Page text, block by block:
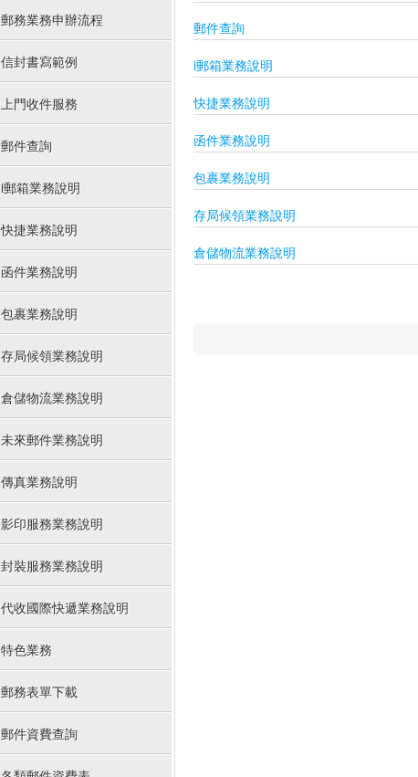
郵務業務申辦流程
信封書寫範例
上門收件服務
郵件查詢
i郵箱業務說明
快捷業務說明
函件業務說明
包裹業務說明
存局候領業務說明
倉儲物流業務說明
未來郵件業務說明
傳真業務說明
影印服務業務說明
封裝服務業務說明
代收國際快遞業務說明
特色業務
郵務表單下載
郵件資費查詢
郵件查詢
i郵箱業務說明
快捷業務說明
函件業務說明
包裹業務說明
存局候領業務說明
倉儲物流業務說明